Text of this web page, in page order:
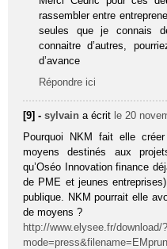
rassembler entre
seules que je connais
connaitre d’autres,
d’avance
Répondre ici
[9] -sylvain a écrit le 20
Pourquoi NKM fait elle
moyens destinés aux
qu’Oséo Innovation finance
de PME et jeunes
publique. NKM pourrait elle
de moyens ?
http://www.elysee.fr/download/?